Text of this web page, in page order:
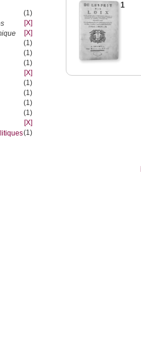
(1)
[X]
[X]
(1)
(1)
(1)
[X]
(1)
(1)
(1)
(1)
[X]
(1)
1